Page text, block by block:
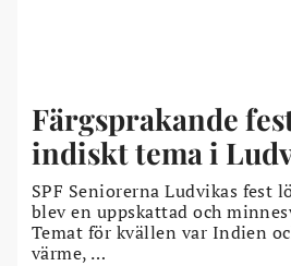
Färgsprakande
indiskt tema i
SPF Seniorerna Ludvikas fest
blev en uppskattad och
Temat för kvällen var Indien
värme, …